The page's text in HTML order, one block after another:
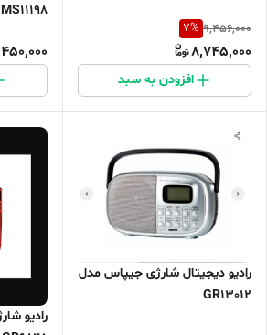
9,456,000
7%
8,745,000
افزودن به سبد
رادیو دیجیتال شارژی جیپاس مدل
GR13012
رادیو